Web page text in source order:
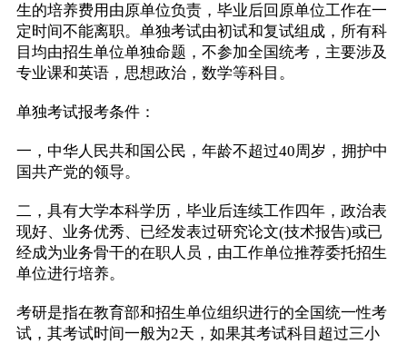
生的培养费用由原单位负责，毕业后回原单位工作在一
定时间不能离职。单独考试由初试和复试组成，所有科
目均由招生单位单独命题，不参加全国统考，主要涉及
专业课和英语，思想政治，数学等科目。
单独考试报考条件：
一，中华人民共和国公民，年龄不超过40周岁，拥护中
国共产党的领导。
二，具有大学本科学历，毕业后连续工作四年，政治表
现好、业务优秀、已经发表过研究论文(技术报告)或已
经成为业务骨干的在职人员，由工作单位推荐委托招生
单位进行培养。
考研是指在教育部和招生单位组织进行的全国统一性考
试，其考试时间一般为2天，如果其考试科目超过三小